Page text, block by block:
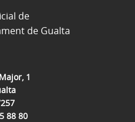
1
88 80
de
de Gualta